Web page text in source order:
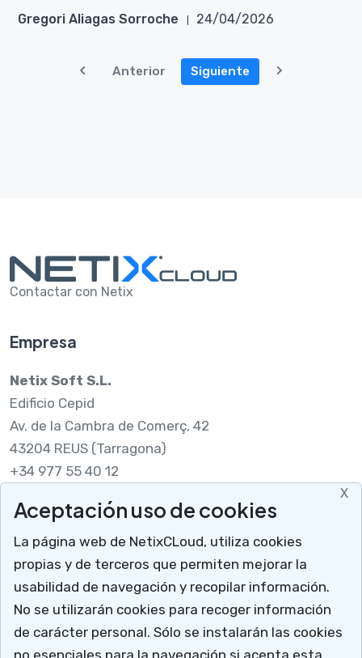
Gregori Aliagas Sorroche 24/04/2026
Anterior Siguiente
Mucho más que un programa para talleres
X
Aceptación uso de cookies
La página web de NetixCLoud, utiliza cookies
propias y de terceros que permiten mejorar la
usabilidad de navegación y recopilar información.
No se utilizarán cookies para recoger información
de carácter personal. Sólo se instalarán las cookies
Contactar con Netix
Empresa
Netix Soft S.L.
Edificio Cepid
Av. de la Cambra de Comerç, 42
43204 REUS (Tarragona)
+34 977 55 40 12
Legal
Nota legal
RGPDUE
Cómo llegar
Descargar soporte